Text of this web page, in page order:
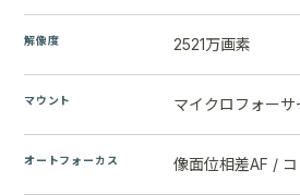
解像度 2521万画素
マウント マイクロフォーサ
オートフォーカス 像面位相差AF /